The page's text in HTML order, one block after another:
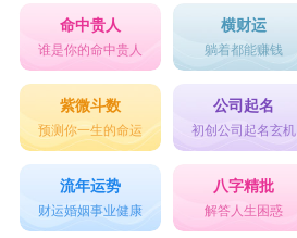
命中贵人
谁是你的命中贵人
横财运
躺着都能赚钱
紫微斗数
预测你一生的命运
公司起名
初创公司起名玄机
流年运势
财运婚姻事业健康
八字精批
解答人生困惑